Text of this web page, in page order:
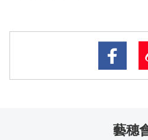
藝穗